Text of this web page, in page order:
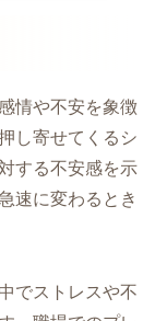
情や不安を象徴
し寄せてくるシ
する不安感を示
速に変わるとき
でストレスや不